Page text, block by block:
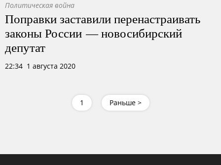
Политическая война
Поправки заставили перенастраивать
законы России — новосибирский
депутат
22:34 1 августа 2020
1 Раньше >